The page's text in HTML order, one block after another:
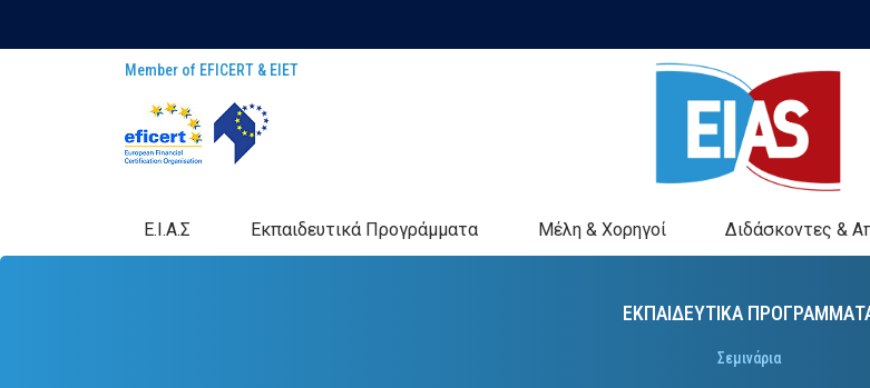
Member of EFICERT & EIET
E.I.A.Σ Eκπαιδευτικά Προγράμματα Μέλη & Χορηγοί Διδάσκοντες &
ΕΚΠΑΙΔΕΥΤΙΚΑ
Σεμινάρια